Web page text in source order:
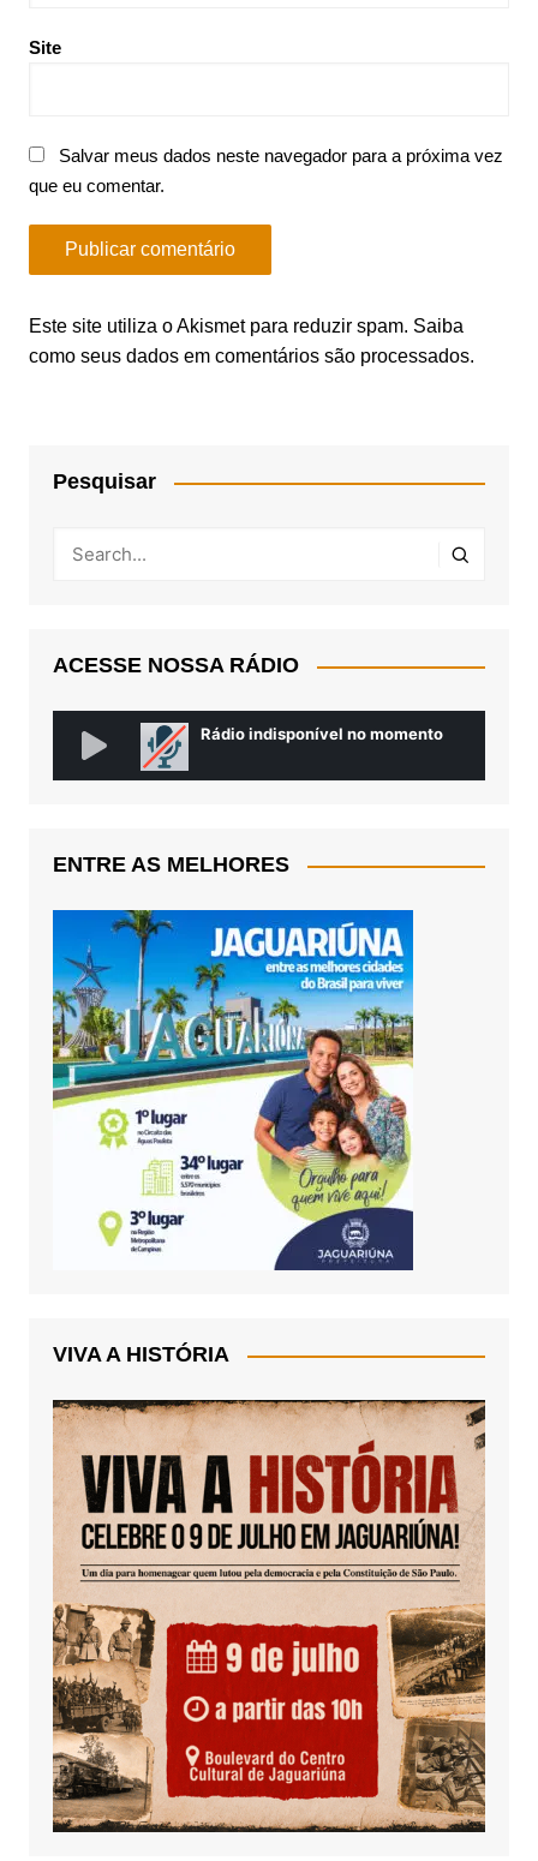
Site
Salvar meus dados neste navegador para a próxima vez
que eu comentar.
Este site utiliza o Akismet para reduzir spam. Saiba
como seus dados em comentários são processados.
Pesquisar
ACESSE NOSSA RÁDIO
ENTRE AS MELHORES
VIVA A HISTÓRIA